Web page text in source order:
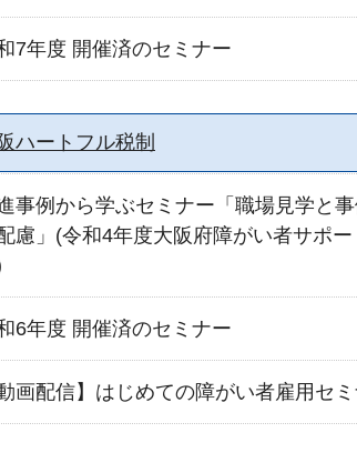
7年度 開催済のセミナー
ハートフル税制
事例から学ぶセミナー「職場見学と
慮」(令和4年度大阪府障がい者サポ
6年度 開催済のセミナー
動画配信】はじめての障がい者雇用セ